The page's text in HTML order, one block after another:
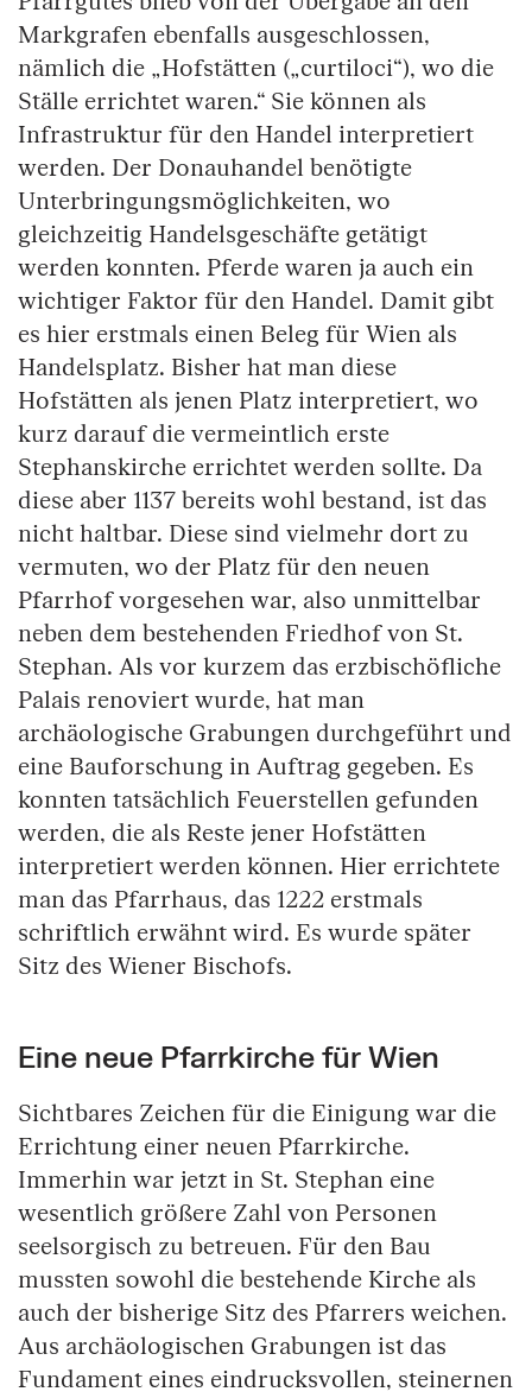
Markgrafen ebenfalls ausgeschlossen,
nämlich die „Hofstätten („curtiloci“), wo die
Ställe errichtet waren.“ Sie können als
Infrastruktur für den Handel interpretiert
werden. Der Donauhandel benötigte
Unterbringungsmöglichkeiten, wo
gleichzeitig Handelsgeschäfte getätigt
werden konnten. Pferde waren ja auch ein
wichtiger Faktor für den Handel. Damit gibt
es hier erstmals einen Beleg für Wien als
Handelsplatz. Bisher hat man diese
Hofstätten als jenen Platz interpretiert, wo
kurz darauf die vermeintlich erste
Stephanskirche errichtet werden sollte. Da
diese aber 1137 bereits wohl bestand, ist das
nicht haltbar. Diese sind vielmehr dort zu
vermuten, wo der Platz für den neuen
Pfarrhof vorgesehen war, also unmittelbar
neben dem bestehenden Friedhof von St.
Stephan. Als vor kurzem das erzbischöfliche
Palais renoviert wurde, hat man
archäologische Grabungen durchgeführt und
eine Bauforschung in Auftrag gegeben. Es
konnten tatsächlich Feuerstellen gefunden
werden, die als Reste jener Hofstätten
interpretiert werden können. Hier errichtete
man das Pfarrhaus, das 1222 erstmals
schriftlich erwähnt wird. Es wurde später
Sitz des Wiener Bischofs.
Eine neue Pfarrkirche für Wien
Sichtbares Zeichen für die Einigung war die
Errichtung einer neuen Pfarrkirche.
Immerhin war jetzt in St. Stephan eine
wesentlich größere Zahl von Personen
seelsorgisch zu betreuen. Für den Bau
mussten sowohl die bestehende Kirche als
auch der bisherige Sitz des Pfarrers weichen.
Aus archäologischen Grabungen ist das
Fundament eines eindrucksvollen, steinernen